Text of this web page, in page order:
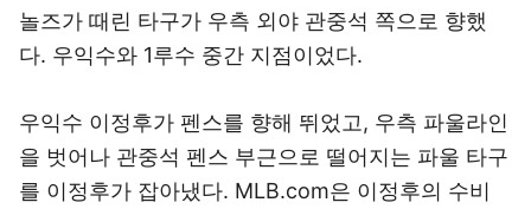
놀즈가 때린 타구가 우측 외야 관중석 쪽으로 향했
다. 우익수와 1루수 중간 지점이었다.
우익수 이정후가 펜스를 향해 뛰었고, 우측 파울라인
을 벗어나 관중석 펜스 부근으로 떨어지는 파울 타구
를 이정후가 잡아냈다. MLB.com은 이정후의 수비